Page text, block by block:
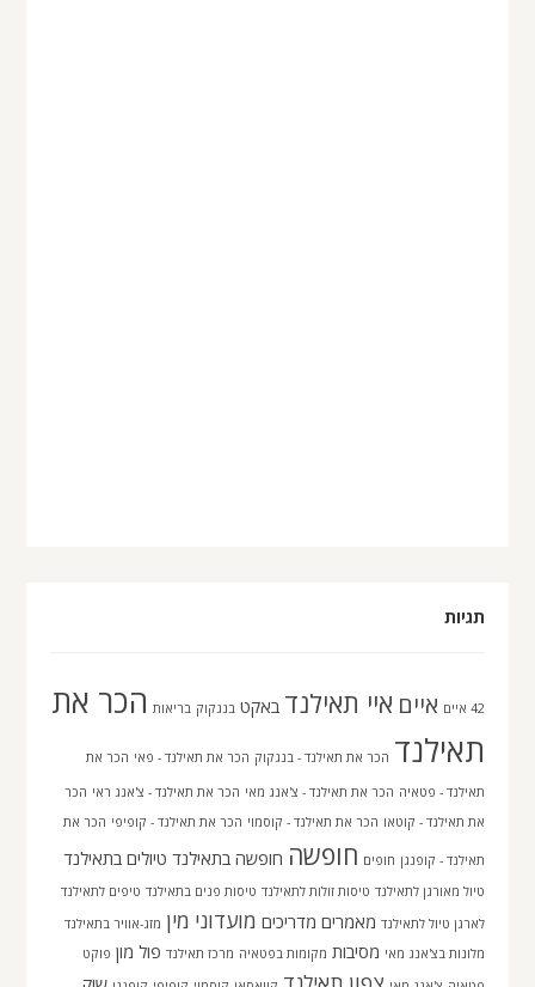
תגיות
42 איים איים איי תאילנד באקט בנגקוק בריאות הכר את
תאילנד הכר את תאילנד - בנגקוק הכר את תאילנד - פאי הכר את
תאילנד - פטאיה הכר את תאילנד - צ'אנג מאי הכר את תאילנד - צ'אנג ראי הכר
את תאילנד - קוטאו הכר את תאילנד - קוסמוי הכר את תאילנד - קופיפי הכר את
תאילנד - קופנגן חופים חופשה חופשה בתאילנד טיולים בתאילנד
טיול מאורגן לתאילנד טיסות זולות לתאילנד טיסות פנים בתאילנד טיפים לתאילנד
לארגן טיול לתאילנד מאמרים מדריכים מועדוני מין מזג-אוויר בתאילנד
מלונות בצ'אנג מאי מסיבות מקומות בפטאיה מרכז תאילנד פול מון פוקט